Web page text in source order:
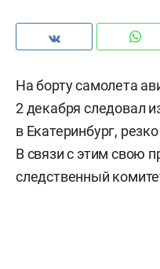
На борту самолета
2 декабря следовал
в Екатеринбург,
В связи с этим свою
следственный